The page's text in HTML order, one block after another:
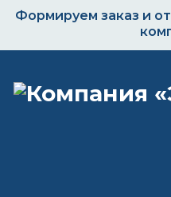
Формируем заказ и
При какой